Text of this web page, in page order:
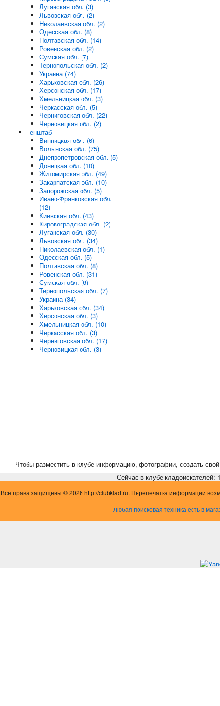
Луганская обл. (3)
Львовская обл. (2)
Николаевская обл. (2)
Одесская обл. (8)
Полтавская обл. (14)
Ровенская обл. (2)
Сумская обл. (7)
Тернопольская обл. (2)
Украина (74)
Харьковская обл. (26)
Херсонская обл. (17)
Хмельницкая обл. (3)
Черкасская обл. (5)
Черниговская обл. (22)
Черновицкая обл. (2)
Генштаб
Винницкая обл. (6)
Волынская обл. (75)
Днепропетровская обл. (5)
Донецкая обл. (10)
Житомирская обл. (49)
Закарпатская обл. (10)
Запорожская обл. (5)
Ивано-Франковская обл.
(12)
Киевская обл. (43)
Кировоградская обл. (2)
Луганская обл. (30)
Львовская обл. (34)
Николаевская обл. (1)
Одесская обл. (5)
Полтавская обл. (8)
Ровенская обл. (31)
Сумская обл. (6)
Тернопольская обл. (7)
Украина (34)
Харьковская обл. (34)
Херсонская обл. (3)
Хмельницкая обл. (10)
Черкасская обл. (3)
Черниговская обл. (17)
Черновицкая обл. (3)
Чтобы разместить в клубе информацию, фотографии, создать свой
Сейчас в клубе кладоискателей:
Все права защищены © 2026 http://clubklad.ru. Перепечатка информации
Любая поисковая техника есть в